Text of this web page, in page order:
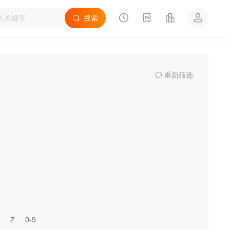
搜索
重新筛选
Z 0-9